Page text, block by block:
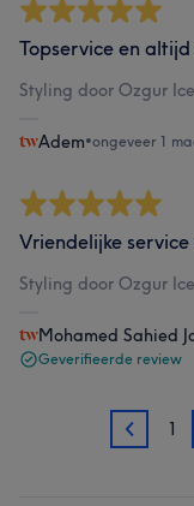
Topservice en
Styling door Ozgur
Adem•ongeveer 1
Vriendelijke
Styling door Ozgur
Mohamed Sahied
Geverifieerde review
1 1